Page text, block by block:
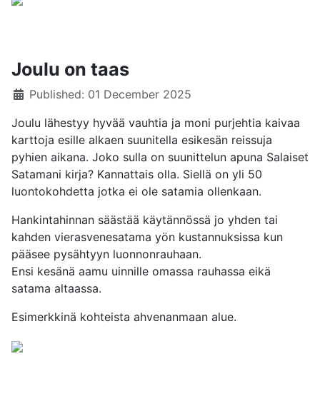
Joulu on taas
DetailsPublished: 01 December 2025
Joulu lähestyy hyvää vauhtia ja moni purjehtia kaivaa
karttoja esille alkaen suunitella esikesän reissuja
pyhien aikana. Joko sulla on suunittelun apuna Salaiset
Satamani kirja? Kannattais olla. Siellä on yli 50
luontokohdetta jotka ei ole satamia ollenkaan.
Hankintahinnan säästää käytännössä jo yhden tai
kahden vierasvenesatama yön kustannuksissa kun
pääsee pysähtyyn luonnonrauhaan.
Ensi kesänä aamu uinnille omassa rauhassa eikä
satama altaassa.
Esimerkkinä kohteista ahvenanmaan alue.